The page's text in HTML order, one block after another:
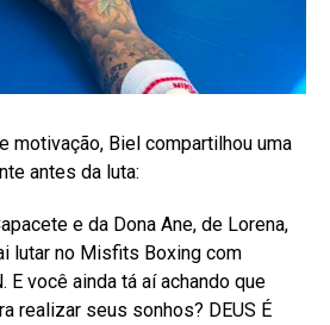
motivação, Biel compartilhou uma
antes da luta:
e da Dona Ane, de Lorena,
lutar no Misfits Boxing com
E você ainda tá aí achando que
realizar seus sonhos? DEUS É